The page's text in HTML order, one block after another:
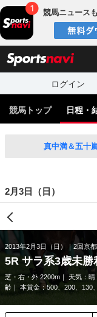
競馬ニュース
ログイン
競馬トップ 日程・
真中満＆五十
2月3日（日）
2013年2月3日（日） 2回京
5R サラ系3歳未勝
芝・右・外 2200m 天気： 晴
齢
本賞金：500、200、130